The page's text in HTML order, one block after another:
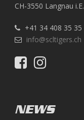
CH-3550 Langnau i.E.
+41 34 408 35 35
info@scltigers.ch
NEWS